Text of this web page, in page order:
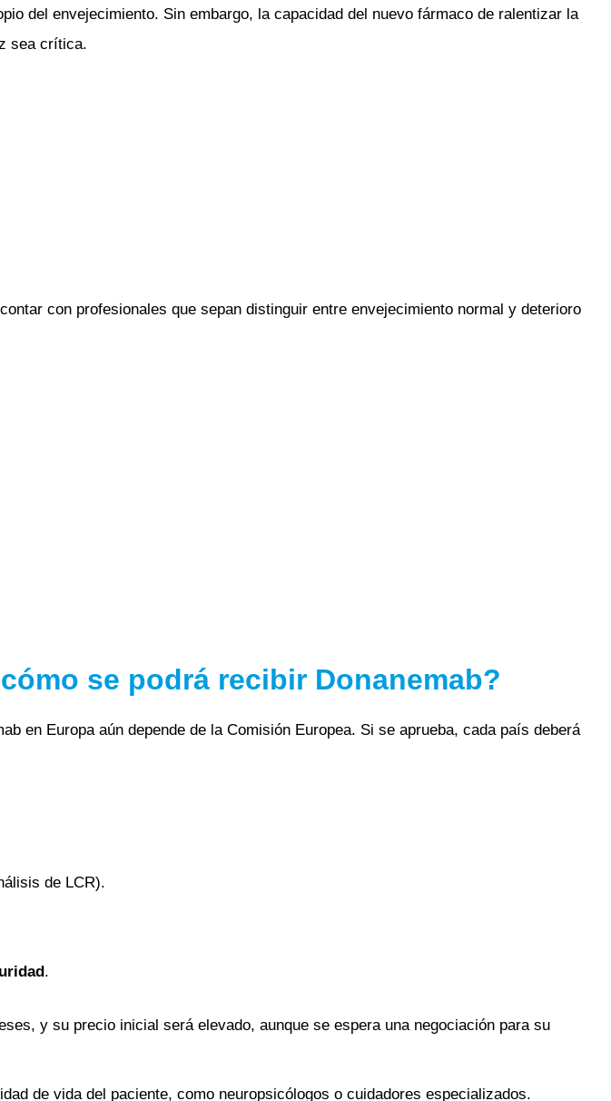
del envejecimiento. Sin embargo, la capacidad del nuevo fármaco de ralentizar la
sea crítica.
con profesionales que sepan distinguir entre envejecimiento normal y deterioro
se podrá recibir Donanemab?
en Europa aún depende de la Comisión Europea. Si se aprueba, cada país deberá
de LCR).
.
y su precio inicial será elevado, aunque se espera una negociación para su
de vida del paciente, como neuropsicólogos o cuidadores especializados.